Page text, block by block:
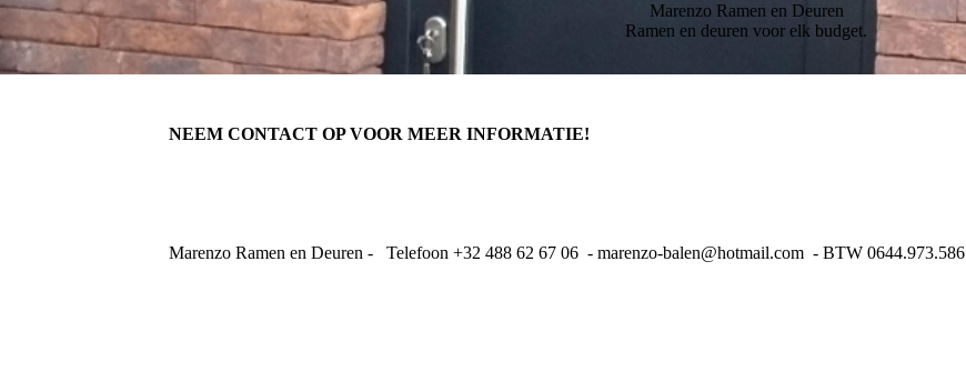
Marenzo Ramen en Deuren
Ramen en deuren voor elk budget.
NEEM CONTACT OP VOOR MEER INFORMATIE!
Marenzo Ramen en Deuren - Telefoon +32 488 62 67 06 - marenzo-balen@hotmail.com - BTW 0644.973.586